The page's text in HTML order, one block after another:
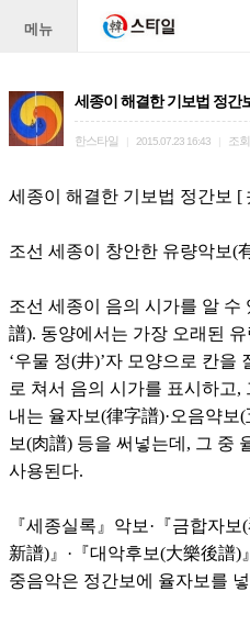
메뉴
세종이 해결한 기보법 정간
한스타일 2015.07.23 16:43 조회
세종이 해결한 기보법 정간보 [
조선 세종이 창안한 유량악보(
조선 세종이 음의 시가를 알 수
譜). 동양에서는 가장 오래된
‘우물 정(井)’자 모양으로 칸을
로 쳐서 음의 시가를 표시하고
내는 율자보(律字譜)·오음약보
보(肉譜) 등을 써넣는데, 그 중
사용된다.
『세종실록』악보·『금합자
新譜)』·『대악후보(大樂後譜
중음악은 정간보에 율자보를